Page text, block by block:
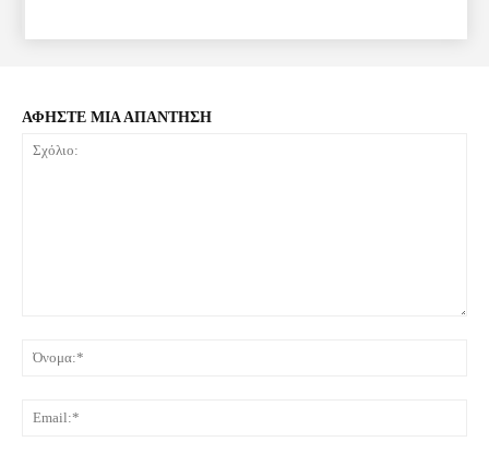
ΑΦΗΣΤΕ ΜΙΑ ΑΠΑΝΤΗΣΗ